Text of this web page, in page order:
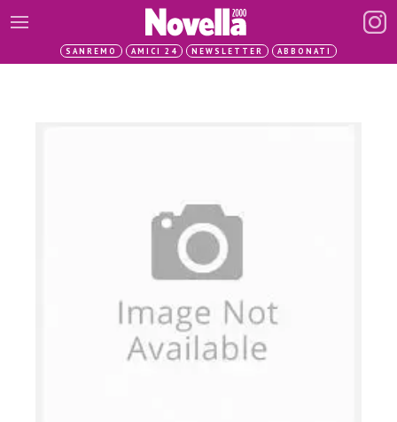
SANREMO AMICI 24 NEWSLETTER ABBONATI